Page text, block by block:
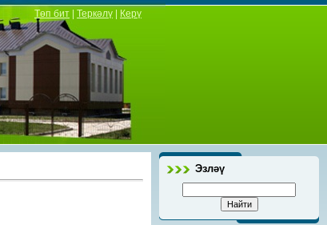
Төп бит Теркәлү Керү
Эзләү